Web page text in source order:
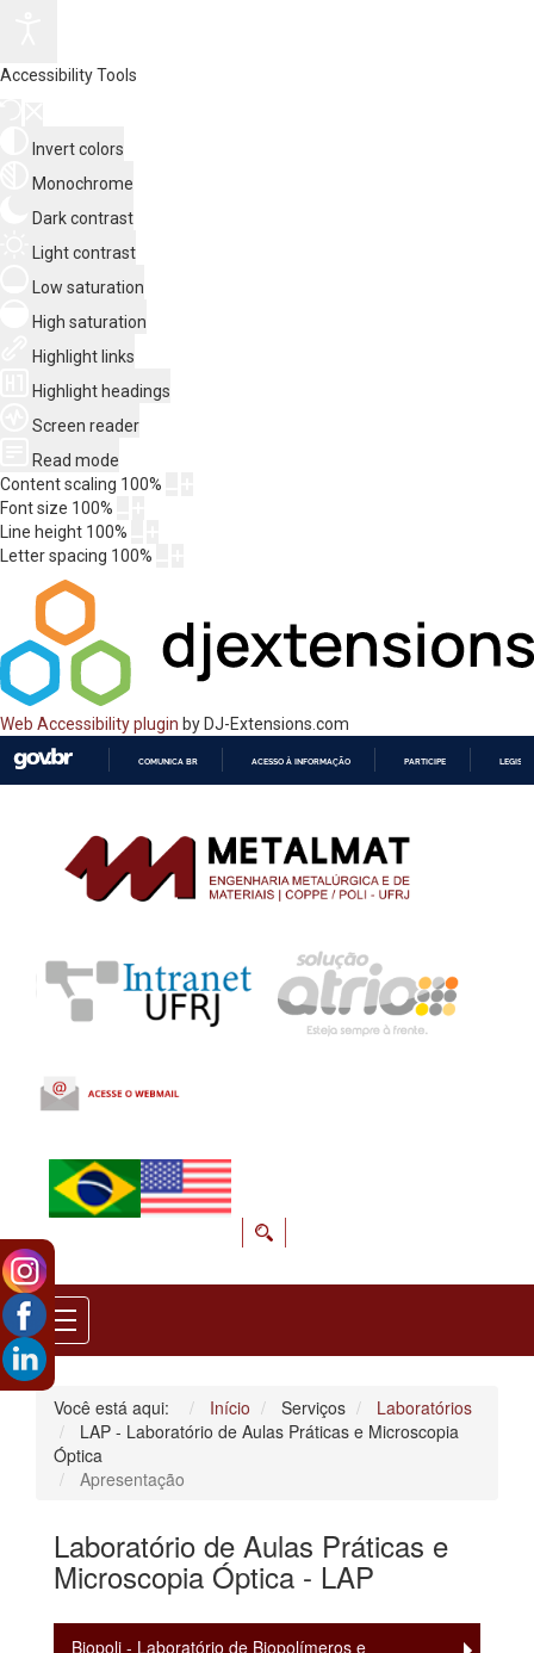
Accessibility Tools
Invert colors
Monochrome
Dark contrast
Light contrast
Low saturation
High saturation
Highlight links
Highlight headings
Screen reader
Read mode
Content scaling 100%
Font size 100%
Line height 100%
Letter spacing 100%
Web Accessibility plugin by DJ-Extensions.com
CONTEÚDO
COMUNICA BR ACESSO À INFORMAÇÃO PARTICIPE
Você está aqui: Início Serviços
Laboratórios
LAP - Laboratório de Aulas Práticas e Microscopia
Óptica
Apresentação
Laboratório de Aulas Práticas e
Microscopia Óptica - LAP
Biopoli - Laboratório de Biopolímeros e